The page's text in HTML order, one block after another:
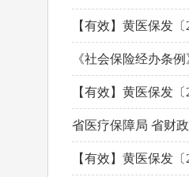
【有效】黄医保发
《社会保险经办条例
【有效】黄医保发
省医疗保障局 省财
【有效】黄医保发